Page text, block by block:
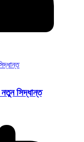
সিদ্ধান্ত